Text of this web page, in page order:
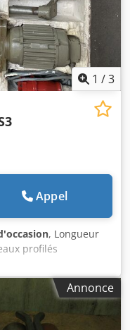
1 /3
Appel
, Longueur
profilés
dérouleurs de bord
pour bords textiles
Type LAM 6 S3,
+ droite, prix
Annonce